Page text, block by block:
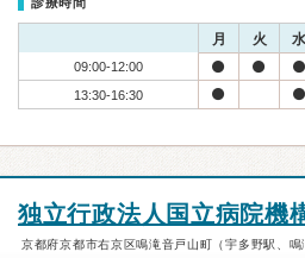
月 火 水
09:00-12:00
13:30-16:30
独立行政法人国立病院機
京都府京都市右京区鳴滝音戸山町（宇多野駅、鳴